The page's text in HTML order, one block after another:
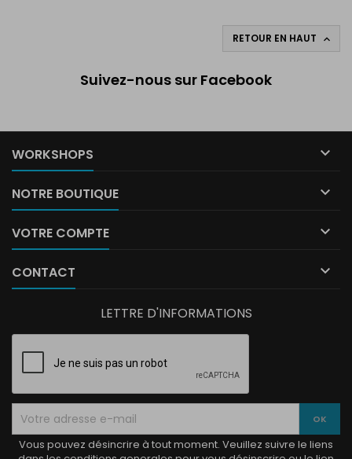
RETOUR EN HAUT 
Suivez-nous sur Facebook
WORKSHOPS 
NOTRE BOUTIQUE 
VOTRE COMPTE 
CONTACT 
LETTRE D'INFORMATIONS
Vous pouvez désincrire à tout moment. Veuillez suivre le liens